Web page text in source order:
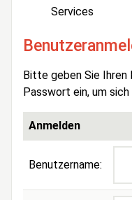
Services
Bitte geben Sie Ihren
Passwort ein, um
Anmelden
Benutzername: